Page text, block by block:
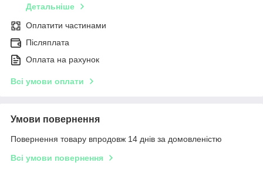
Детальніше
Оплатити частинами
Післяплата
Оплата на рахунок
Всі умови оплати
Умови повернення
Повернення товару впродовж 14 днів за домовленістю
Всі умови повернення